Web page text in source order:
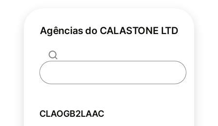
Agências do CALASTONE LTD
CLAOGB2LAAC